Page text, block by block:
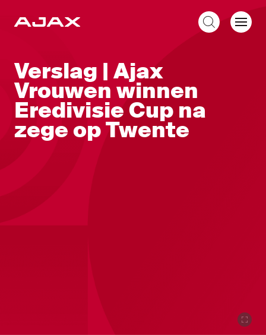
Verslag | Ajax
Vrouwen winnen
Eredivisie Cup na
zege op Twente